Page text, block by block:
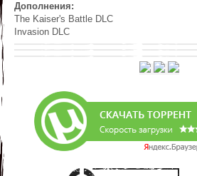
Дополнения:
The Kaiser's Battle DLC
Invasion DLC